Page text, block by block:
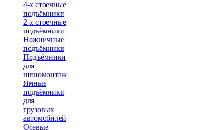
4-х стоечные
подъёмники
2-х стоечные
подъёмники
Ножничные
подъёмники
Подъёмники
для
шиномонтажа
Ямные
подъёмники
для
грузовых
автомобилей
Осевые